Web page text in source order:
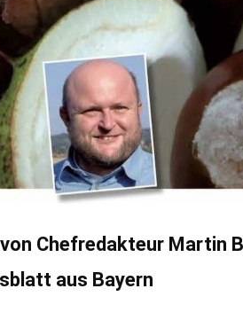
Chefredakteur Martin
aus Bayern